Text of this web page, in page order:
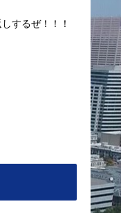
するぜ！！！